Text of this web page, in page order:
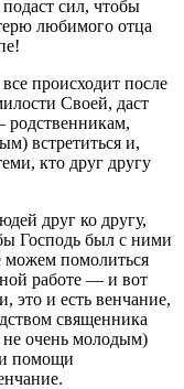
сил, чтобы
любимого отца
происходит после
Своей, даст
встретиться и,
кто друг другу
друг ко другу,
Господь был с ними
помолиться
работе — и вот
это и есть венчание,
священника
очень молодым)
помощи